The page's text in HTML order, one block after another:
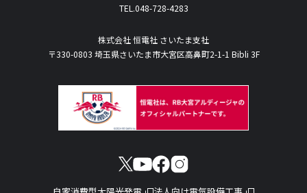
TEL.048-728-4283
株式会社 恒電社 さいたま支社
〒330-0803 埼玉県さいたま市大宮区高鼻町2-1-1 Bibli 3F